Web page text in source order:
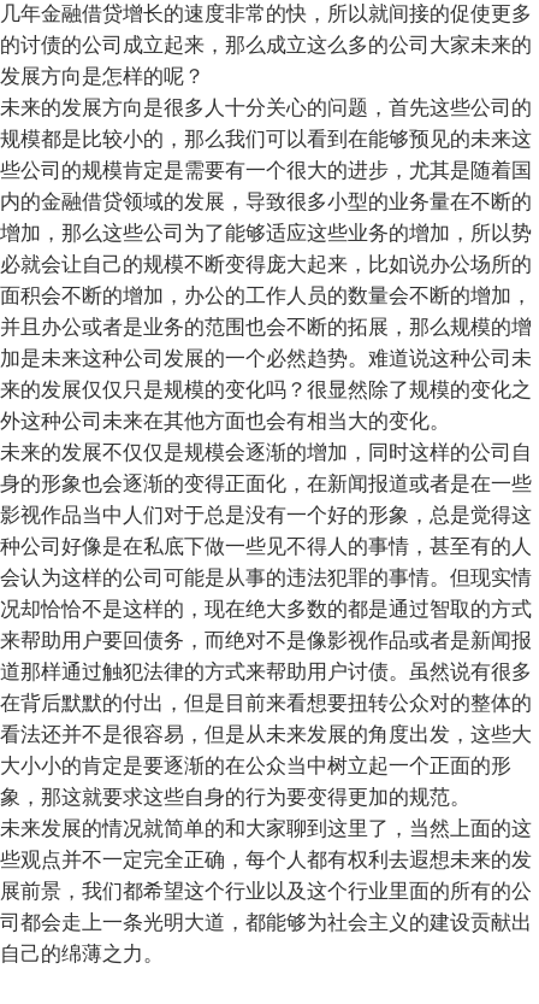
几年金融借贷增长的速度非常的快，所以就间接的促使更多
的讨债的公司成立起来，那么成立这么多的公司大家未来的
发展方向是怎样的呢？
未来的发展方向是很多人十分关心的问题，首先这些公司的
规模都是比较小的，那么我们可以看到在能够预见的未来这
些公司的规模肯定是需要有一个很大的进步，尤其是随着国
内的金融借贷领域的发展，导致很多小型的业务量在不断的
增加，那么这些公司为了能够适应这些业务的增加，所以势
必就会让自己的规模不断变得庞大起来，比如说办公场所的
面积会不断的增加，办公的工作人员的数量会不断的增加，
并且办公或者是业务的范围也会不断的拓展，那么规模的增
加是未来这种公司发展的一个必然趋势。难道说这种公司未
来的发展仅仅只是规模的变化吗？很显然除了规模的变化之
外这种公司未来在其他方面也会有相当大的变化。
未来的发展不仅仅是规模会逐渐的增加，同时这样的公司自
身的形象也会逐渐的变得正面化，在新闻报道或者是在一些
影视作品当中人们对于总是没有一个好的形象，总是觉得这
种公司好像是在私底下做一些见不得人的事情，甚至有的人
会认为这样的公司可能是从事的违法犯罪的事情。但现实情
况却恰恰不是这样的，现在绝大多数的都是通过智取的方式
来帮助用户要回债务，而绝对不是像影视作品或者是新闻报
道那样通过触犯法律的方式来帮助用户讨债。虽然说有很多
在背后默默的付出，但是目前来看想要扭转公众对的整体的
看法还并不是很容易，但是从未来发展的角度出发，这些大
大小小的肯定是要逐渐的在公众当中树立起一个正面的形
象，那这就要求这些自身的行为要变得更加的规范。
未来发展的情况就简单的和大家聊到这里了，当然上面的这
些观点并不一定完全正确，每个人都有权利去遐想未来的发
展前景，我们都希望这个行业以及这个行业里面的所有的公
司都会走上一条光明大道，都能够为社会主义的建设贡献出
自己的绵薄之力。